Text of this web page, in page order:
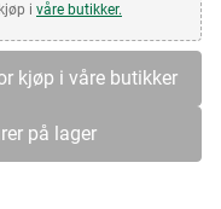
i våre butikker.
kjøp i våre butikker
på lager